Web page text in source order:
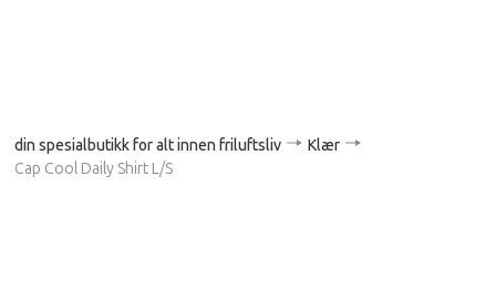
din spesialbutikk for alt innen friluftsliv
Klær
Cap Cool Daily Shirt L/S